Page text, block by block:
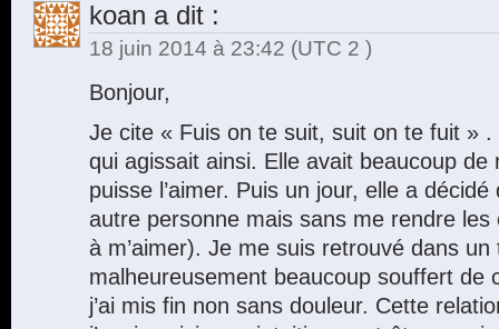
koan a dit :
18 juin 2014 à 23:42 (UTC 2 )
Bonjour,
Je cite « Fuis on te suit, suit on te fuit » .
qui agissait ainsi. Elle avait beaucoup de
puisse l’aimer. Puis un jour, elle a décidé
autre personne mais sans me rendre les
à m’aimer). Je me suis retrouvé dans un
malheureusement beaucoup souffert de
j’ai mis fin non sans douleur. Cette